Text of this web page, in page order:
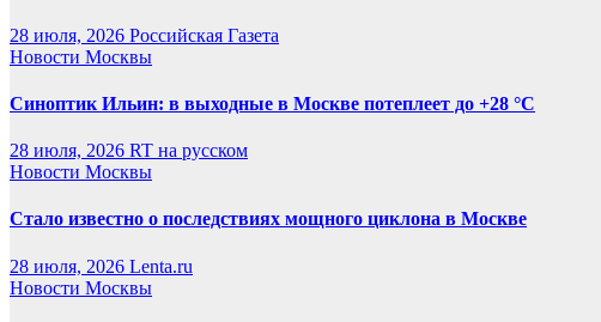
28 июля, 2026 Российская Газета
Новости Москвы
Синоптик Ильин: в выходные в Москве потеплеет до +28 °C
28 июля, 2026 RT на русском
Новости Москвы
Стало известно о последствиях мощного циклона в Москве
28 июля, 2026 Lenta.ru
Новости Москвы